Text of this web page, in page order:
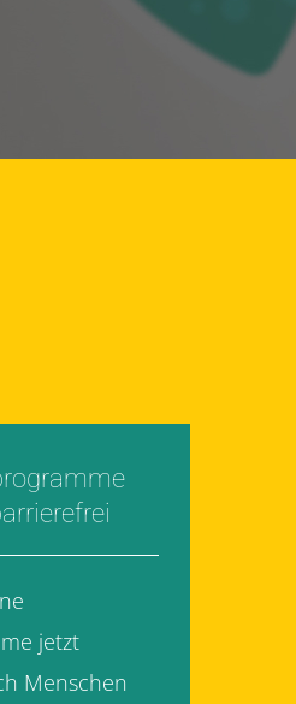
jetzt
Menschen